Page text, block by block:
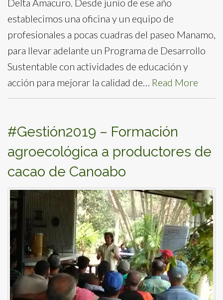
Delta Amacuro. Desde junio de ese año
establecimos una oficina y un equipo de
profesionales a pocas cuadras del paseo Manamo,
para llevar adelante un Programa de Desarrollo
Sustentable con actividades de educación y
acción para mejorar la calidad de… Read More
#Gestión2019 – Formación
agroecológica a productores de
cacao de Canoabo